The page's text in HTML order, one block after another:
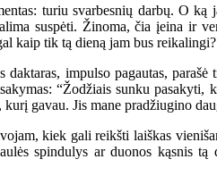
turiu svarbesnių darbų. O ką
suspėti. Žinoma, čia įeina ir
kaip tik tą dieną jam bus reikalingi?
impulso pagautas, parašė
“Žodžiais sunku
kurį gavau. Jis mane pradžiugino
kiek gali reikšti laiškas
spindulys ar duonos kąsnis